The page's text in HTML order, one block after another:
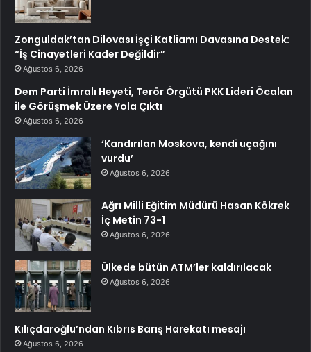
Zonguldak’tan Dilovası İşçi Katliamı Davasına Destek:
“İş Cinayetleri Kader Değildir”
Ağustos 6, 2026
Dem Parti İmralı Heyeti, Terör Örgütü PKK Lideri Öcalan
ile Görüşmek Üzere Yola Çıktı
Ağustos 6, 2026
‘Kandırılan Moskova, kendi uçağını
vurdu’
Ağustos 6, 2026
Ağrı Milli Eğitim Müdürü Hasan Kökrek
İç Metin 73-1
Ağustos 6, 2026
Ülkede bütün ATM’ler kaldırılacak
Ağustos 6, 2026
Kılıçdaroğlu’ndan Kıbrıs Barış Harekatı mesajı
Ağustos 6, 2026